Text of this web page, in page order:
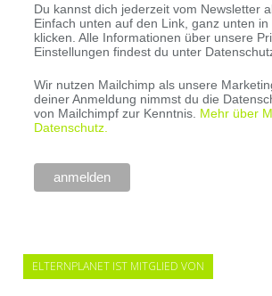
Du kannst dich jederzeit vom Newsletter
Einfach unten auf den Link, ganz unten in
klicken. Alle Informationen über unsere
Einstellungen findest du unter
Wir nutzen Mailchimp als unsere
deiner Anmeldung nimmst du die
von Mailchimpf zur Kenntnis. Mehr über
Datenschutz.
ELTERNPLANET IST MITGLIED VON